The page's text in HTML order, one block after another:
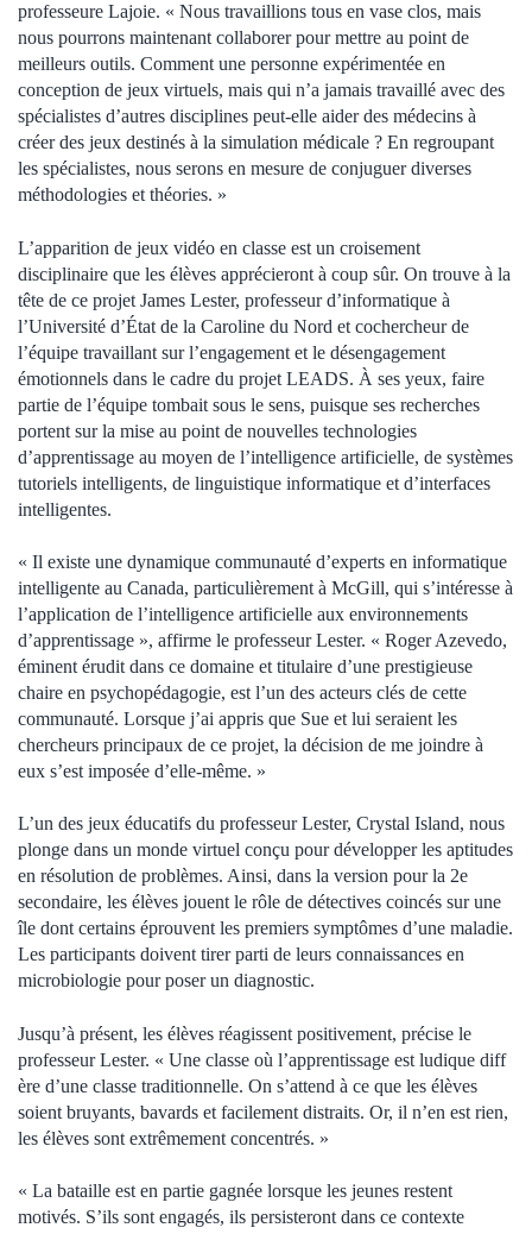
professeure Lajoie. « Nous travaillions tous en vase clos, mais
nous pourrons maintenant collaborer pour mettre au point de
meilleurs outils. Comment une personne expérimentée en
conception de jeux virtuels, mais qui n’a jamais travaillé avec des
spécialistes d’autres disciplines peut-elle aider des médecins à
créer des jeux destinés à la simulation médicale ? En regroupant
les spécialistes, nous serons en mesure de conjuguer diverses
méthodologies et théories. »
L’apparition de jeux vidéo en classe est un croisement
disciplinaire que les élèves apprécieront à coup sûr. On trouve à la
tête de ce projet James Lester, professeur d’informatique à
l’Université d’État de la Caroline du Nord et cochercheur de
l’équipe travaillant sur l’engagement et le désengagement
émotionnels dans le cadre du projet LEADS. À ses yeux, faire
partie de l’équipe tombait sous le sens, puisque ses recherches
portent sur la mise au point de nouvelles technologies
d’apprentissage au moyen de l’intelligence artificielle, de systèmes
tutoriels intelligents, de linguistique informatique et d’interfaces
intelligentes.
« Il existe une dynamique communauté d’experts en informatique
intelligente au Canada, particulièrement à McGill, qui s’intéresse à
l’application de l’intelligence artificielle aux environnements
d’apprentissage », affirme le professeur Lester. « Roger Azevedo,
éminent érudit dans ce domaine et titulaire d’une prestigieuse
chaire en psychopédagogie, est l’un des acteurs clés de cette
communauté. Lorsque j’ai appris que Sue et lui seraient les
chercheurs principaux de ce projet, la décision de me joindre à
eux s’est imposée d’elle-même. »
L’un des jeux éducatifs du professeur Lester, Crystal Island, nous
plonge dans un monde virtuel conçu pour développer les aptitudes
en résolution de problèmes. Ainsi, dans la version pour la 2e
secondaire, les élèves jouent le rôle de détectives coincés sur une
île dont certains éprouvent les premiers symptômes d’une maladie.
Les participants doivent tirer parti de leurs connaissances en
microbiologie pour poser un diagnostic.
Jusqu’à présent, les élèves réagissent positivement, précise le
professeur Lester. « Une classe où l’apprentissage est ludique diff
ère d’une classe traditionnelle. On s’attend à ce que les élèves
soient bruyants, bavards et facilement distraits. Or, il n’en est rien,
les élèves sont extrêmement concentrés. »
« La bataille est en partie gagnée lorsque les jeunes restent
motivés. S’ils sont engagés, ils persisteront dans ce contexte